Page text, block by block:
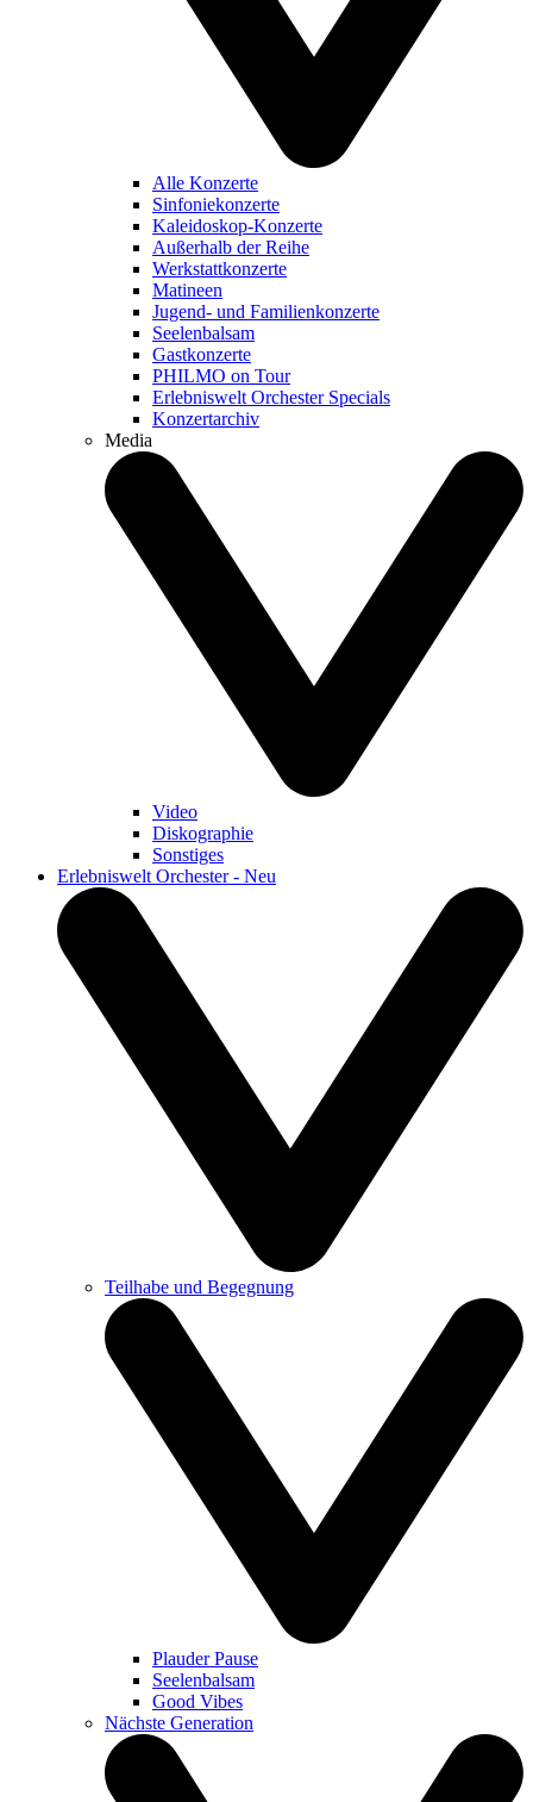
Alle Konzerte
Sinfoniekonzerte
Kaleidoskop-Konzerte
Außerhalb der Reihe
Werkstattkonzerte
Matineen
Jugend- und Familienkonzerte
Seelenbalsam
Gastkonzerte
PHILMO on Tour
Erlebniswelt Orchester Specials
Konzertarchiv
Media
Video
Diskographie
Sonstiges
Erlebniswelt Orchester - Neu
Teilhabe und Begegnung
Plauder Pause
Seelenbalsam
Good Vibes
Nächste Generation